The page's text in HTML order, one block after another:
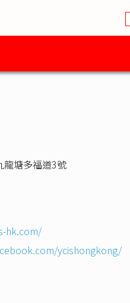
龍塘多福道3號
hk.com/
ycishongkong/